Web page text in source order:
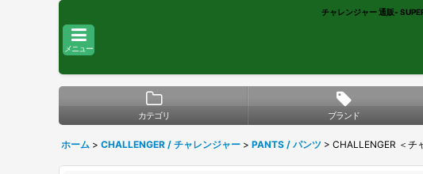
チャレンジャー 通販-
メニュー
カテゴリ ブランド
ホーム > CHALLENGER / チャレンジャー > PANTS / パンツ > CHALLENGER ＜チ